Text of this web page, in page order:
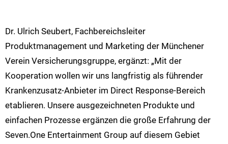
Dr. Ulrich Seubert, Fachbereichsleiter
Produktmanagement und Marketing der Münchener
Verein Versicherungsgruppe, ergänzt: „Mit der
Kooperation wollen wir uns langfristig als führender
Krankenzusatz-Anbieter im Direct Response-Bereich
etablieren. Unsere ausgezeichneten Produkte und
einfachen Prozesse ergänzen die große Erfahrung der
Seven.One Entertainment Group auf diesem Gebiet